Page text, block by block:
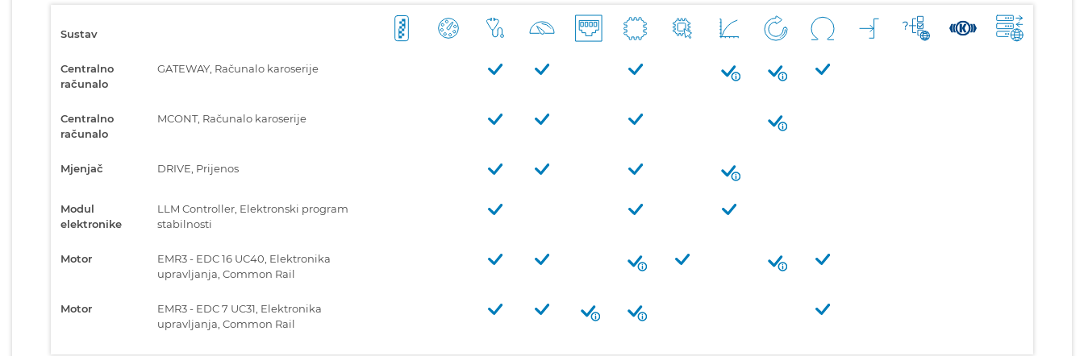
Sustav
Centralno
računalo
GATEWAY, Računalo karoserije
Centralno
računalo
MCONT, Računalo karoserije
Mjenjač DRIVE, Prijenos
Modul
elektronike
LLM Controller, Elektronski program
stabilnosti
Motor
EMR3 - EDC 16 UC40, Elektronika
upravljanja, Common Rail
Motor
EMR3 - EDC 7 UC31, Elektronika
upravljanja, Common Rail